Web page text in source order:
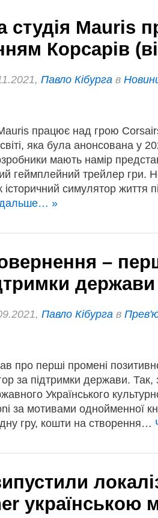
студія Mauris
Корсарів
Павло Кібурга в
Mauris працює над грою
яка була анонсована у
мають намір
геймплейний трейлер гри.
історичний симулятор життя
дальше… »
–
держави
Павло Кібурга в
про перші промені
за підтримки держави. Так,
Українського
за мотивами однойменної
гру, кошти на створення…
українською